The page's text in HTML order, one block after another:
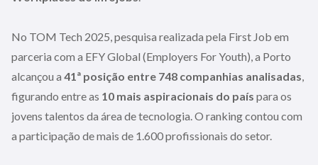
No TOM Tech 2025, pesquisa realizada pela First Job em
parceria com a EFY Global (Employers For Youth), a Porto
alcançou a 41ª posição entre 748 companhias analisadas,
figurando entre as 10 mais aspiracionais do país para os
jovens talentos da área de tecnologia. O ranking contou com
a participação de mais de 1.600 profissionais do setor.